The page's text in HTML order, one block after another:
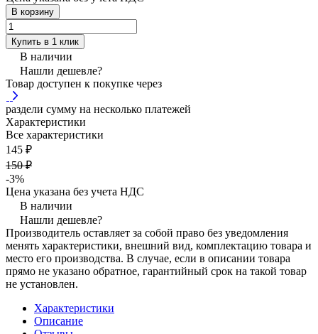
В корзину
Купить в 1 клик
В наличии
Нашли дешевле?
Товар доступен к покупке через
раздели сумму на несколько платежей
Характеристики
Все характеристики
145 ₽
150 ₽
-3%
Цена указана без учета НДС
В наличии
Нашли дешевле?
Производитель оставляет за собой право без уведомления
менять характеристики, внешний вид, комплектацию товара и
место его производства. В случае, если в описании товара
прямо не указано обратное, гарантийный срок на такой товар
не установлен.
Характеристики
Описание